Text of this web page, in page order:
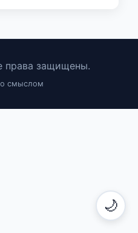
🌙
защищены.
смыслом